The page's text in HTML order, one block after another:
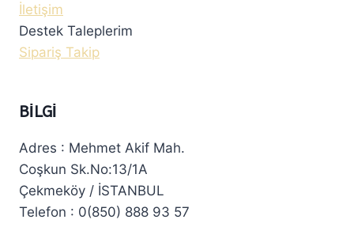
İletişim
Destek Taleplerim
Sipariş Takip
BILGI
Adres : Mehmet Akif Mah.
Coşkun Sk.No:13/1A
Çekmeköy / İSTANBUL
Telefon : 0(850) 888 93 57